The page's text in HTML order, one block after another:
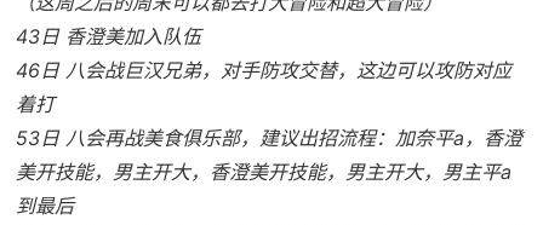
43日 香澄美加入队伍
46日 八会战巨汉兄弟，对手防攻交替，这边可以攻防对应
着打
53日 八会再战美食俱乐部，建议出招流程：加奈平a，香澄
美开技能，男主开大，香澄美开技能，男主开大，男主平a
到最后